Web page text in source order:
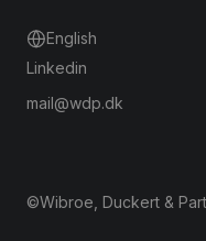
©Wibroe, Duckert &
English
Linkedin
mail@wdp.dk